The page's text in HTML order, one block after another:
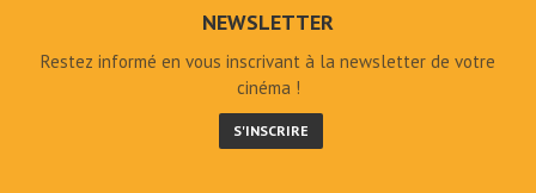
NEWSLETTER
Restez informé en vous inscrivant à la newsletter de votre
cinéma !
S'INSCRIRE